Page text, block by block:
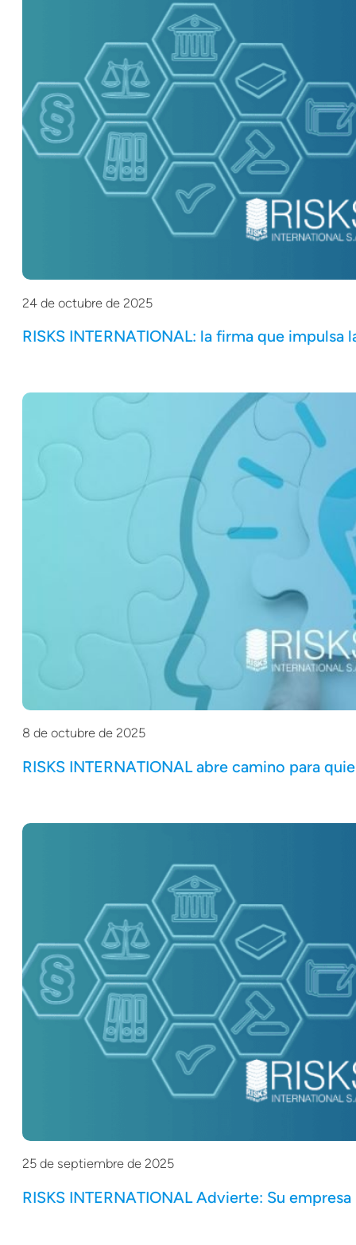
24 de octubre de 2025
RISKS INTERNATIONAL: la firma que
8 de octubre de 2025
RISKS INTERNATIONAL abre camino para
25 de septiembre de 2025
RISKS INTERNATIONAL Advierte: Su